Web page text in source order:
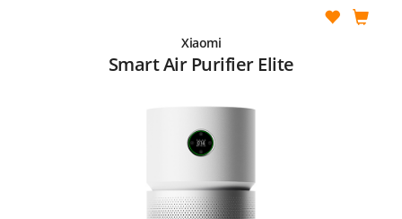
Xiaomi
Smart Air Purifier Elite